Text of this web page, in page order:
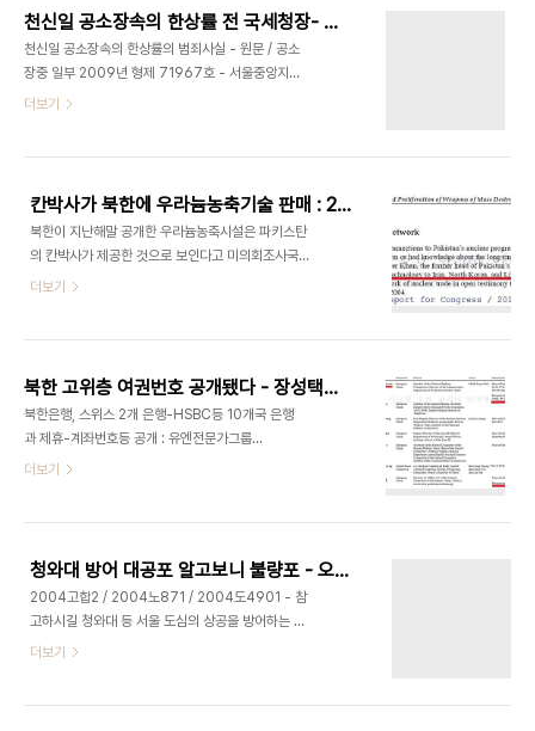
고서에 따르면 전두환의 3남 전재만은 2009년 3
월 6일 캘리포니아주 법무부에 자신이 이회사의
SECRETARY를 맡고 있다고 밝혔습니다 이 보고서
에 따르면 캘리포니아주 법무부가 이름을 밝히기를
요구한 3자리의 핵심보직은 CEO와 CFO 그리고
원 회장 이희상, CFO에는 전두환의 세째며느리로
의 3남인 전재..
천신일 공소장속의 한상률 전 국세청장- 박연차 세무조사 무마의혹
천신일 공소장속의 한상률의 범죄사실 - 원문 / 공소
장중 일부 2009년 형제 71967호 - 서울중앙지검
- 2009년 6월 12일 피고인은 코스닥 상장법인인
세성항운 등 9개 회사의 대주주이다. 1. 특정범죄가
중처벌등에관한법률위반(알선수재) 2008. 7. 29.
서울지방국세청은 태광실업㈜(이하, 태광실업이라
한다) 계열사 및 박연차 회장에 대한 특별세무조사에
착수하고, 같은 달 30. 김해시 안동 258의 9에 있
있는 정산개발㈜(이하, 정산개발이라 한다) 사무실
더보기
칸박사가 북한에 우라늄농축기술 판매 : 2월 3일 미의회조사보고서 원문
북한이 지난해말 공개한 우라늄농축시설은 파키스탄
의 칸박사가 제공한 것으로 보인다고 미의회조사국
[CRS]이 밝혔습니다 미의회조사국 CRS는 지난 2
서에서 파키스탄의 칸 박사가 북한과 이란, 리비아에
우라늄 농축기술을 판매하고 있다고 밝혔습니다
CRS는 지난 2004년 2월 24일 조지 테넛 당시
CIA국장도 상원 정보위원회에서 이같이 사실을 확
인했었다고 전했습니다 2004년 2월 24일 상원 정
지에 조지 테넛 CIA국장이 북한 핵 문제에 대해 언급
더보기
북한 고위층 여권번호 공개됐다 - 장성택은 PS736420617
북한은행, 스위스 2개 은행-HSBC등 10개국 은행
과 제휴-계좌번호등 공개 : 유엔전문가그룹
http://andocu.tistory.com/3458 북한 최대실
대북제재결의안 이행을 위해 지난해 11월 5일 발간
한 전문가 패널 보고서를 통해 장성택 국방위 부위원
장, 김동운 노동당 39호실 실장, 박재경 인민군대장,
변용립 북한 국가과학원 원장등의 여권번호를 전격
공개했습니다 이 보고서에 따르면 장성택은 노동당
2006년당시 장성택의 여권번호는 PS
더보기
청와대 방어 대공포 알고보니 불량포 - 오리콘 사업자 누구?
2004고합2 / 2004노871 / 2004도4901 - 참
고하시길 청와대 등 서울 도심의 상공을 방어하는 우
리 군의 핵심전력인 35㎜ 대공포(일명 오리콘
더보기